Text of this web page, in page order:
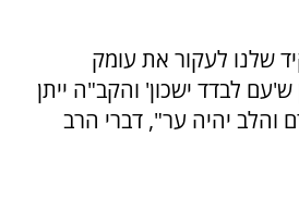
שלנו לעקור את עומק
לבדד ישכון' והקב"ה ייתן
והלב יהיה ער", דברי הרב